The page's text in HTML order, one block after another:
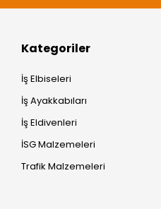
Kategoriler
İş Elbiseleri
İş Ayakkabıları
İş Eldivenleri
İSG Malzemeleri
Trafik Malzemeleri